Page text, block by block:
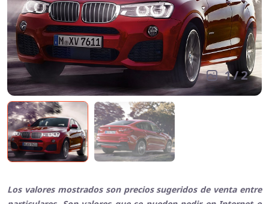
1/2
Los valores mostrados son precios sugeridos de venta entre